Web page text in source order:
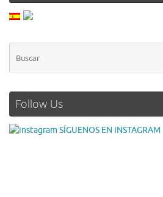
Follow Us
SÍGUENOS EN INSTAGRAM